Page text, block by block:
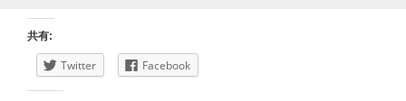
共有:
Twitter Facebook